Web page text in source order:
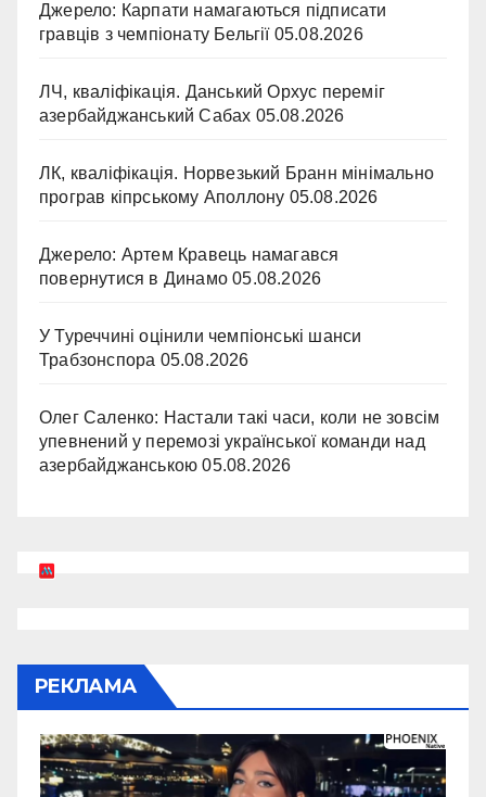
Джерело: Карпати намагаються підписати
гравців з чемпіонату Бельгії 05.08.2026
ЛЧ, кваліфікація. Данський Орхус переміг
азербайджанський Сабах 05.08.2026
ЛК, кваліфікація. Норвезький Бранн мінімально
програв кіпрському Аполлону 05.08.2026
Джерело: Артем Кравець намагався
повернутися в Динамо 05.08.2026
У Туреччині оцінили чемпіонські шанси
Трабзонспора 05.08.2026
Олег Саленко: Настали такі часи, коли не зовсім
упевнений у перемозі української команди над
азербайджанською 05.08.2026
РЕКЛАМА